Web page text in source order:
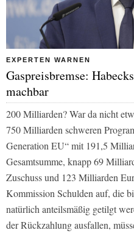
EXPERTEN WARNEN
Gaspreisbremse:
machbar
200 Milliarden? War da nicht
750 Milliarden schweren
Generation EU“ mit 191,5
Gesamtsumme, knapp 69
Zuschuss und 123 Milliarden
Kommission Schulden auf, die
natürlich anteilsmäßig getilgt
der Rückzahlung ausfallen,